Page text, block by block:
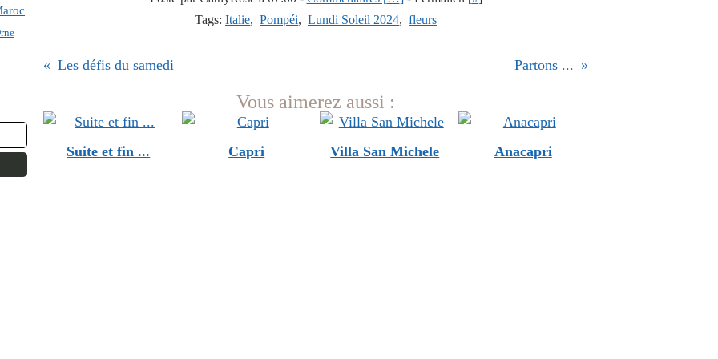
Tags: Italie, Pompéi, Lundi Soleil 2024, fleurs
Les défis du samedi Partons ...
Vous aimerez aussi :
Suite et fin ... Capri Villa San Michele Anacapri